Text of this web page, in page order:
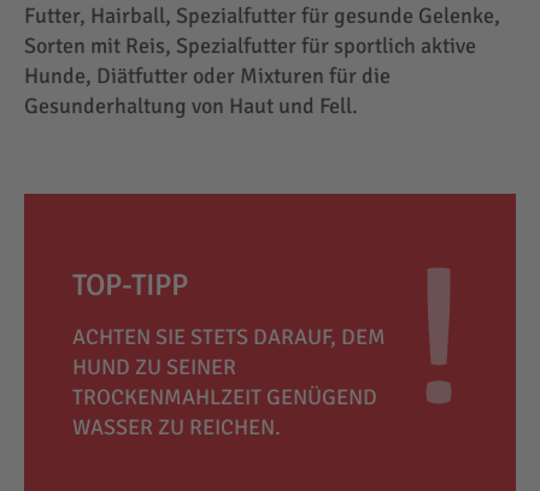
Futter, Hairball, Spezialfutter für gesunde Gelenke,
Sorten mit Reis, Spezialfutter für sportlich aktive
Hunde, Diätfutter oder Mixturen für die
Gesunderhaltung von Haut und Fell.
TOP-TIPP
ACHTEN SIE STETS DARAUF, DEM
HUND ZU SEINER
TROCKENMAHLZEIT GENÜGEND
WASSER ZU REICHEN.